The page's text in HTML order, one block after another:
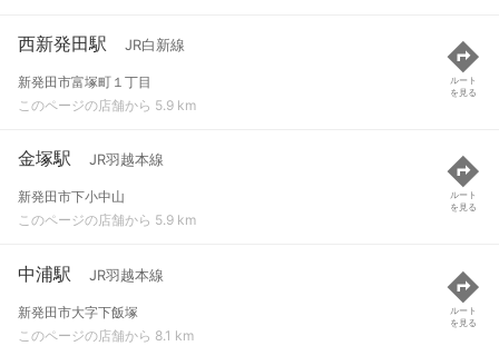
西新発田駅 JR白新線
新発田市富塚町１丁目
このページの店舗から 5.9 km
ルート
を見る
金塚駅 JR羽越本線
新発田市下小中山
このページの店舗から 5.9 km
ルート
を見る
中浦駅 JR羽越本線
新発田市大字下飯塚
このページの店舗から 8.1 km
ルート
を見る